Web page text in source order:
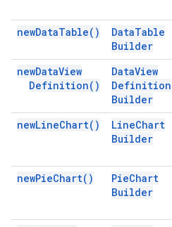
newDataTable( ) DataTable
Builder
newDataView
Definition( )
DataView
Definition
Builder
newLineChart( ) LineChart
Builder
newPieChart( ) PieChart
Builder